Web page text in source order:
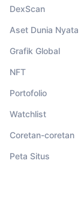
DexScan
Aset Dunia Nyata
Grafik Global
NFT
Portofolio
Watchlist
Coretan-coretan
Peta Situs